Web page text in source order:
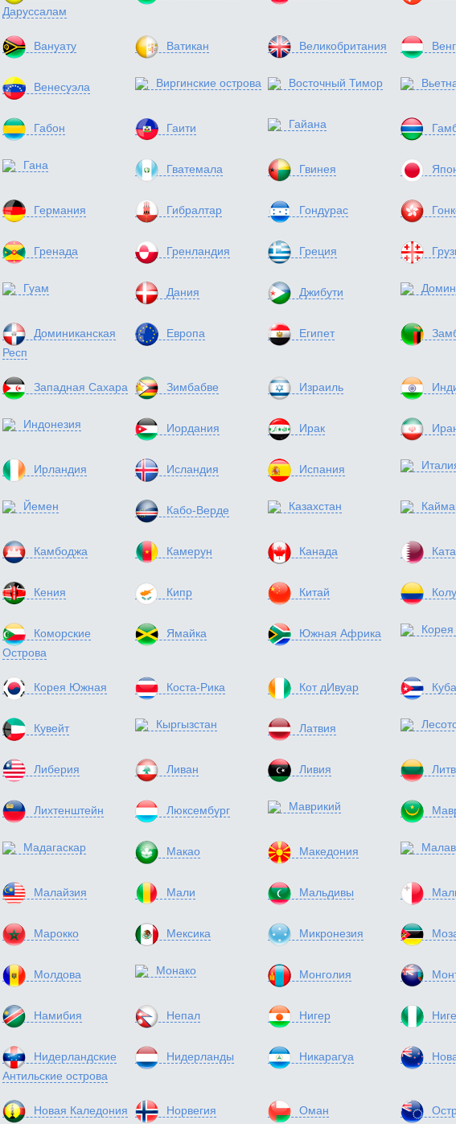
Даруссалам
Вануату Ватикан Великобритания
Венесуэла Виргинские острова Восточный Тимор
Габон Гаити Гайана
Гана Гватемала Гвинея
Германия Гибралтар Гондурас
Гренада Гренландия Греция
Гуам Дания Джибути
Доминиканская
Респ
Европа Египет
Западная Сахара Зимбабве Израиль
Индонезия Иордания Ирак
Ирландия Исландия Испания
Йемен Кабо-Верде Казахстан
Камбоджа Камерун Канада
Кения Кипр Китай
Коморские
Острова
Ямайка Южная Африка
Корея Южная Коста-Рика Кот дИвуар Куба
Кувейт Кыргызстан Латвия
Либерия Ливан Ливия
Лихтенштейн Люксембург Маврикий
Мадагаскар Макао Македония
Малайзия Мали Мальдивы
Марокко Мексика Микронезия
Молдова Монако Монголия
Намибия Непал Нигер
Нидерландские
Антильские острова
Нидерланды Никарагуа
Новая Каледония Норвегия Оман